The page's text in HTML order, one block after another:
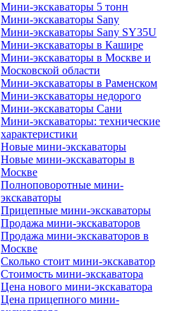
Мини-экскаваторы 5 тонн
Мини-экскаваторы Sany
Мини-экскаваторы Sany SY35U
Мини-экскаваторы в Кашире
Мини-экскаваторы в Москве и
Московской области
Мини-экскаваторы в Раменском
Мини-экскаваторы недорого
Мини-экскаваторы Сани
Мини-экскаваторы: технические
характеристики
Новые мини-экскаваторы
Новые мини-экскаваторы в
Москве
Полноповоротные мини-
экскаваторы
Прицепные мини-экскаваторы
Продажа мини-экскаваторов
Продажа мини-экскаваторов в
Москве
Сколько стоит мини-экскаватор
Стоимость мини-экскаватора
Цена нового мини-экскаватора
Цена прицепного мини-